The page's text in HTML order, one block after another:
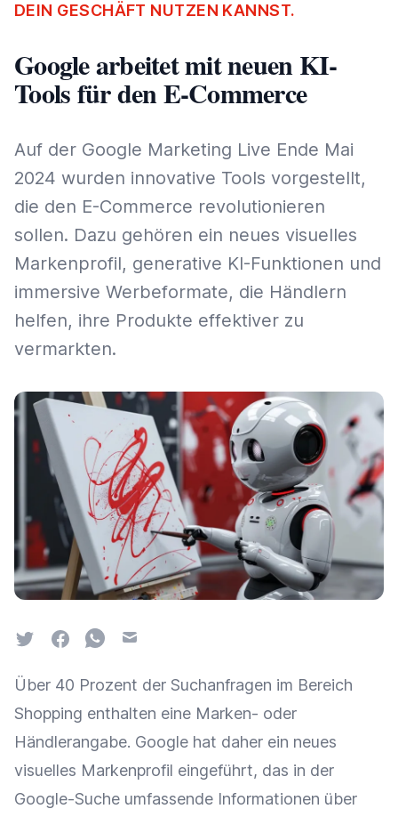
DEIN GESCHÄFT NUTZEN KANNST.
Google arbeitet mit neuen KI-
Tools für den E-Commerce
Auf der Google Marketing Live Ende Mai
2024 wurden innovative Tools vorgestellt,
die den E-Commerce revolutionieren
sollen. Dazu gehören ein neues visuelles
Markenprofil, generative KI-Funktionen und
immersive Werbeformate, die Händlern
helfen, ihre Produkte effektiver zu
vermarkten.
TwitterFacebookWhatsapp
Email
Über 40 Prozent der Suchanfragen im Bereich
Shopping enthalten eine Marken- oder
Händlerangabe. Google hat daher ein neues
visuelles Markenprofil eingeführt, das in der
Google-Suche umfassende Informationen über